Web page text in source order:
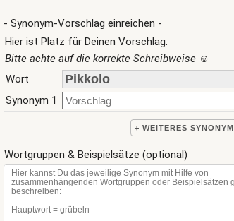
- Synonym-Vorschlag einreichen -
Hier ist Platz für Deinen Vorschlag.
Bitte achte auf die korrekte Schreibweise☺
Wort
Synonym 1
+ WEITERES SYNONYM
Wortgruppen & Beispielsätze (optional)